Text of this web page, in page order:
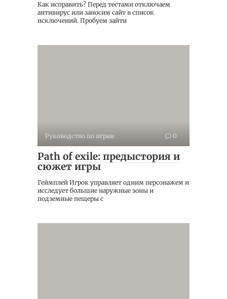
Как исправить? Перед тестами отключаем
антивирус или заносим сайт в список
исключений. Пробуем зайти
Руководство по играм 0
Path of exile: предыстория и
сюжет игры
Геймплей Игрок управляет одним персонажем и
исследует большие наружные зоны и
подземные пещеры с